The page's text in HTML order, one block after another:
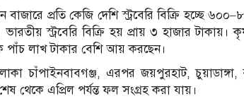
বাজারে প্রতি কেজি দেশি স্ট্রবেরি বিক্রি হচ্ছে
স্ট্রবেরি বিক্রি হয় প্রায় ৩ হাজার টাকায়।
পাঁচ লাখ টাকার বেশি আয় করছেন।
চাঁপাইনবাবগঞ্জ, এরপর জয়পুরহাট, চুয়াডাঙ্গা,
থেকে এপ্রিল পর্যন্ত ফল সংগ্রহ করা যায়।